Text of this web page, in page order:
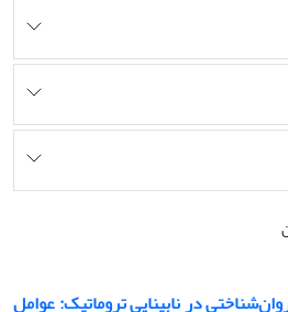
در نابینایی تروماتیک: عوامل